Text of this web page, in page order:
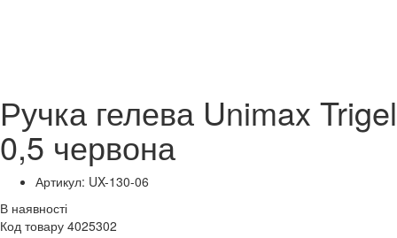
Ручка гелева Unimax Trigel
0,5 червона
Артикул: UX-130-06
В наявності
Код товару 4025302